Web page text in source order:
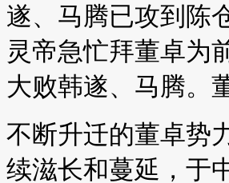
遂、马腾已攻到陈
灵帝急忙拜董卓为
大败韩遂、马腾。
不断升迁的董卓势
续滋长和蔓延，于